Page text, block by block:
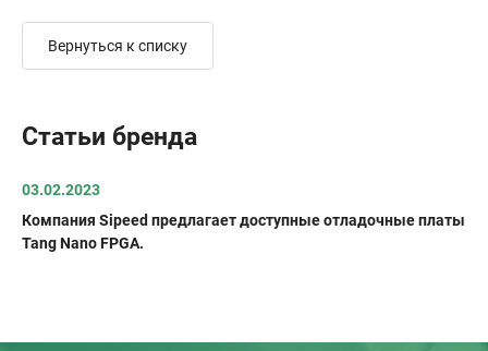
Статьи бренда
03.02.2023
Компания Sipeed предлагает доступные отладочные платы
Tang Nano FPGA.
Вернуться к списку